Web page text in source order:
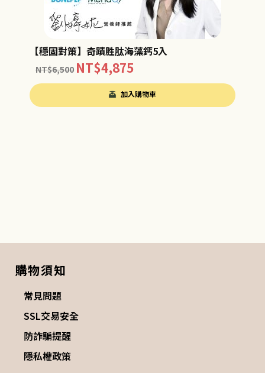
【穩固對策】奇蹟胜肽海藻鈣5入
NT$6,500 NT$4,875
加入購物車
購物須知
常見問題
SSL交易安全
防詐騙提醒
隱私權政策